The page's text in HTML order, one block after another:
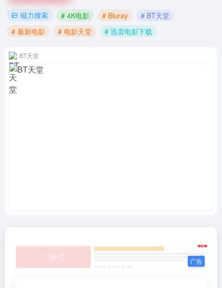
磁力搜索 # 4K电影 # Bluray
# BT天堂
# 最新电影
# 电影天堂 # 迅雷电影下载
BT天堂